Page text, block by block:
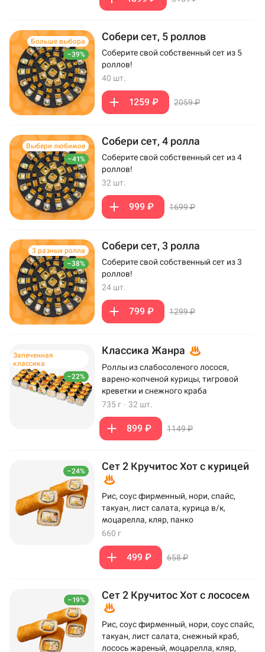
–39%
Больше выбора Собери сет, 5 роллов
Соберите свой собственный сет из 5
роллов!
40 шт.
1259 ₽ 2059 ₽
–41%
Выбери любимое Собери сет, 4 ролла
Соберите свой собственный сет из 4
роллов!
32 шт.
999 ₽ 1699 ₽
–38%
3 разных ролла Собери сет, 3 ролла
Соберите свой собственный сет из 3
роллов!
24 шт.
799 ₽ 1299 ₽
–22%
Запеченная
классика
Классика Жанра
Роллы из слабосоленого лосося,
варено-копченой курицы, тигровой
креветки и снежного краба
735 г · 32 шт.
899 ₽ 1149 ₽
–24% Сет 2 Кручитос Хот с курицей
Рис, соус фирменный, нори, спайс,
такуан, лист салата, курица в/к,
моцарелла, кляр, панко
660 г
499 ₽ 658 ₽
–19% Сет 2 Кручитос Хот с лососем
Рис, соус фирменный, нори, соус спайс,
такуан, лист салата, снежный краб,
лосось жареный, моцарелла, кляр,